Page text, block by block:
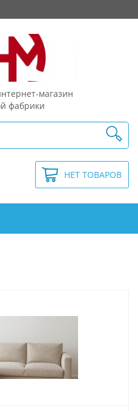
магазин
фабрики
НЕТ ТОВАРОВ